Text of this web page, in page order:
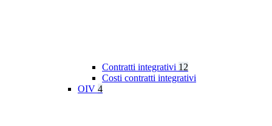
Contratti integrativi 12
Costi contratti integrativi
OIV 4